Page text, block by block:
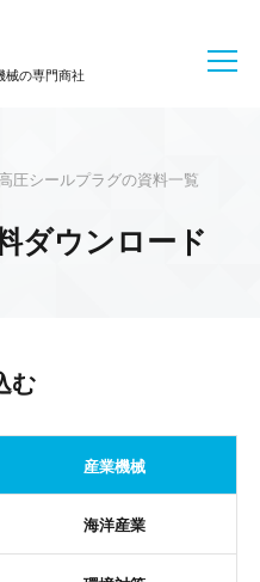
械の専門商社
圧シールプラグの資料一覧
ダウンロード
む
産業機械
海洋産業